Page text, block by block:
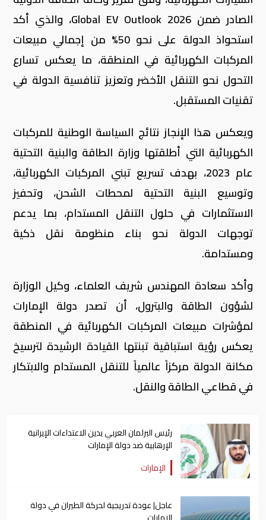
الصادر ضمن Global EV Outlook 2026، والذي أكد
استحواذ الدولة على نحو 50% من إجمالي مبيعات
المركبات الكهربائية في المنطقة، ما يعكس تسارع
التحول نحو التنقل الأخضر وتعزيز تنافسية الدولة في
تقنيات المستقبل.
ويعكس هذا الإنجاز نتائج السياسة الوطنية للمركبات
الكهربائية التي أطلقتها وزارة الطاقة والبنية التحتية
عام 2023، بهدف تسريع تبني المركبات الكهربائية،
وتوسيع البنية التحتية لمحطات الشحن، وتحفيز
الاستثمارات في حلول التنقل المستدام، بما يدعم
توجهات الدولة نحو بناء منظومة نقل ذكية
ومستدامة.
وأكد سعادة المهندس شريف العلماء، وكيل الوزارة
لشؤون الطاقة والبترول، أن تصدر دولة الإمارات
لمؤشرات مبيعات المركبات الكهربائية في المنطقة
يعكس رؤية استباقية تبنتها القيادة الرشيدة لترسيخ
مكانة الدولة مركزاً عالمياً للتنقل المستدام والابتكار
في قطاعي الطاقة والنقل.
رئيس البرلمان العربي يدين الاعتداءات الإيرانية
الإرهابية ضد دولة الإمارات
الإمارات
عاجل| عودة تدريجية لحركة الطيران في دولة